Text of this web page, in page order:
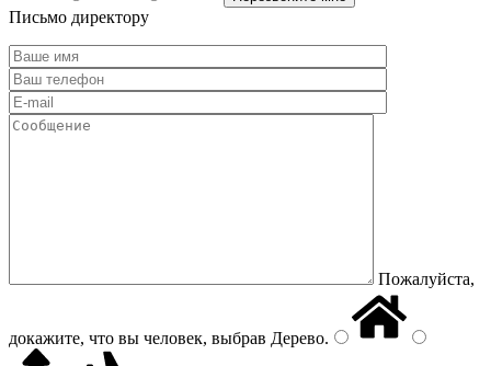
Письмо директору
Пожалуйста,
докажите, что вы человек, выбрав Дерево.